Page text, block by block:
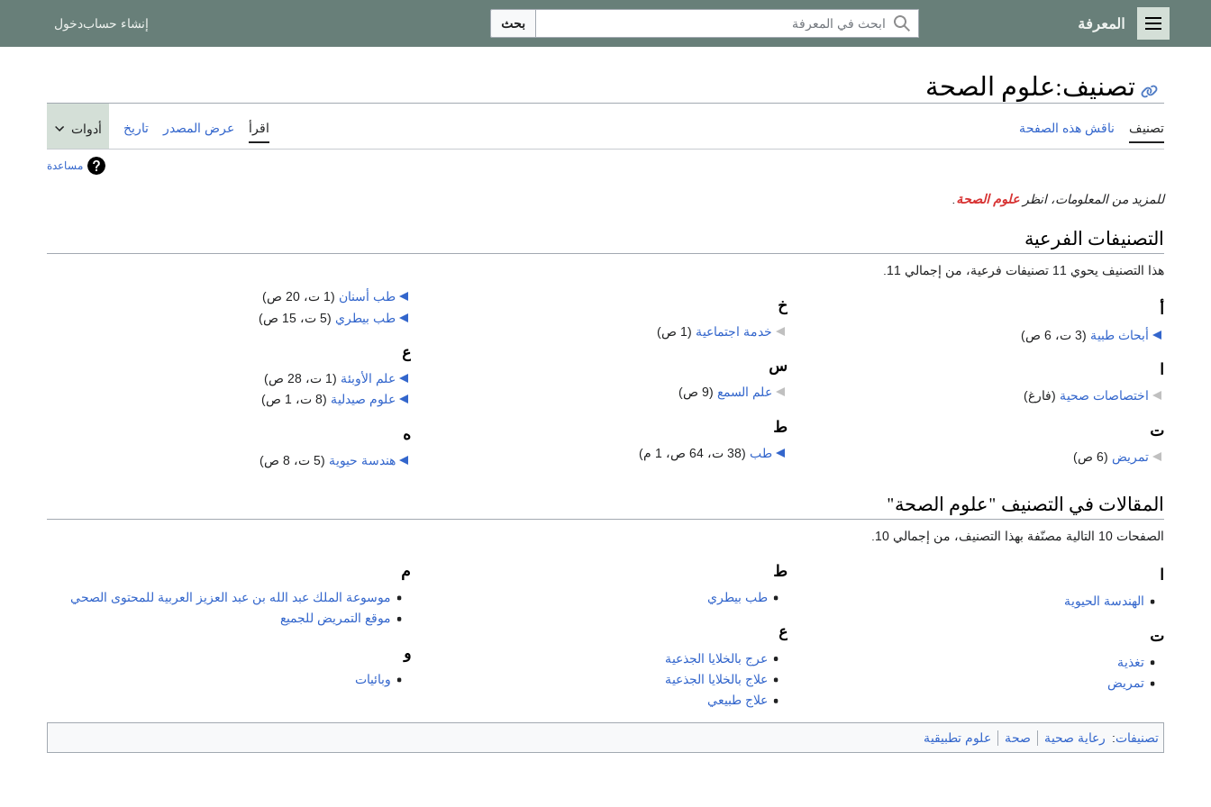
القائمة الرئيسية
المعرفة بحث إنشاء حسابدخول
تصنيف:علوم الصحة
تصنيف ناقش هذه الصفحة اقرأ عرض المصدر تاريخ أدوات
مساعدة
للمزيد من المعلومات، انظرعلوم الصحة
التصنيفات الفرعية
هذا التصنيف يحوي 11 تصنيفات فرعية، من إجمالي 11.
أبحاث طبية (3 ت، 6 ص)
اختصاصات صحية (فارغ)
ت
تمريض (6 ص)
خ
خدمة اجتماعية (1 ص)
س
علم السمع (9 ص)
ط
طب (38 ت، 64 ص، 1 م)
طب أسنان (1 ت، 20 ص)
طب بيطري (5 ت، 15 ص)
ع
علم الأوبئة (1 ت، 28 ص)
علوم صيدلية (8 ت، 1 ص)
ه
هندسة حيوية (5 ت، 8 ص)
المقالات في التصنيف "علوم الصحة"
الصفحات 10 التالية مصنّفة بهذا التصنيف، من إجمالي 10.
الهندسة الحيوية
ت
تغذية
تمريض
ط
طب بيطري
ع
عرج بالخلايا الجذعية
علاج بالخلايا الجذعية
علاج طبيعي
م
موسوعة الملك عبد الله بن عبد العزيز العربية للمحتوى الصحي
موقع التمريض للجميع
و
وبائيات
تصنيفات: رعاية صحية صحة علوم تطبيقية